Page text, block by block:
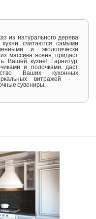
из натурального дерева
считаются самыми
и экологически
массива ясеня, придаст
Вашей кухне! Гарнитур,
и полочками, даст
Ваших кухонных
витражей -
сувениры.